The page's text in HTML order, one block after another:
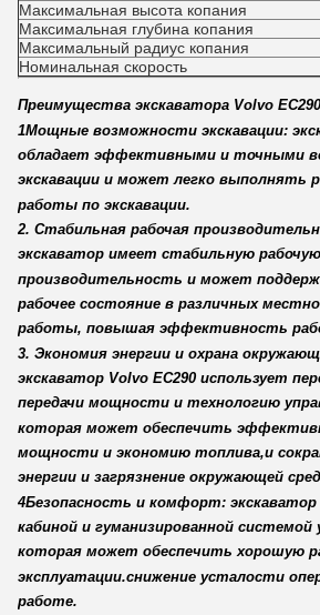
Максимальная высота копания
Максимальная глубина копания
Максимальный радиус копания
Номинальная скорость
Преимущества экскаватора Volvo
1Мощные возможности экскавации:
обладает эффективными и точными
экскавации и может легко выполнять
работы по экскавации.
2. Стабильная рабочая
экскаватор имеет стабильную рабочую
производительность и может
рабочее состояние в различных
работы, повышая эффективность
3. Экономия энергии и охрана
экскаватор Volvo EC290 использует
передачи мощности и технологию
которая может обеспечить
мощности и экономию топлива,и
энергии и загрязнение окружающей
4Безопасность и комфорт:
кабиной и гуманизированной системой
которая может обеспечить хорошую
эксплуатации.снижение усталости
работе.